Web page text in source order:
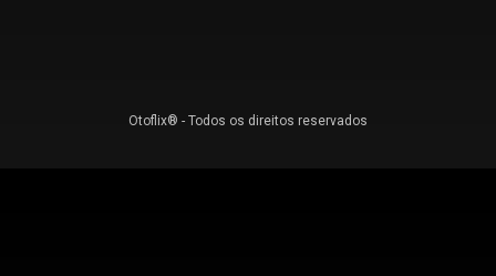
Otoflix® - Todos os direitos reservados